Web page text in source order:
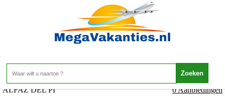
Home>
ALFAZ DEL PI 0 Aanbiedingen